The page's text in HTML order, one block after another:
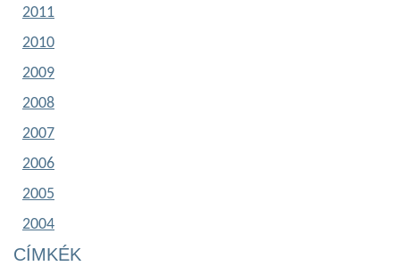
2011
2010
2009
2008
2007
2006
2005
2004
CÍMKÉK